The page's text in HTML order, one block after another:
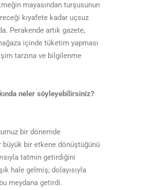
mayasından turşusunun
kıyafete kadar uçsuz
Perakende artık gazete,
içinde tüketim yapması
tarzına ve bilgilenme
neler söyleyebilirsiniz?
bir dönemde
bir etkene dönüştüğünü
tatmin getirdiğini
hale gelmiş; dolayısıyla
meydana getirdi.